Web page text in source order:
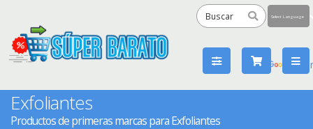
by
Exfoliantes
Productos de primeras marcas para Exfoliantes